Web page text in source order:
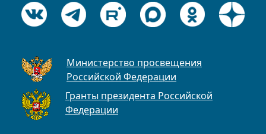
Министерство просвещения
Российской Федерации
Гранты президента Российской
Федерации